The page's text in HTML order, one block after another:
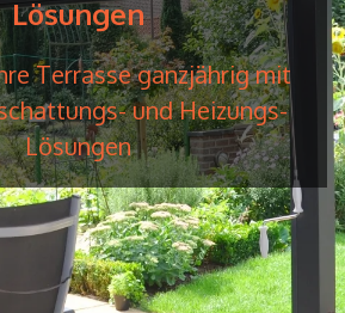
Lösungen
Terrasse ganzjährig mit
und Heizungs-
Lösungen